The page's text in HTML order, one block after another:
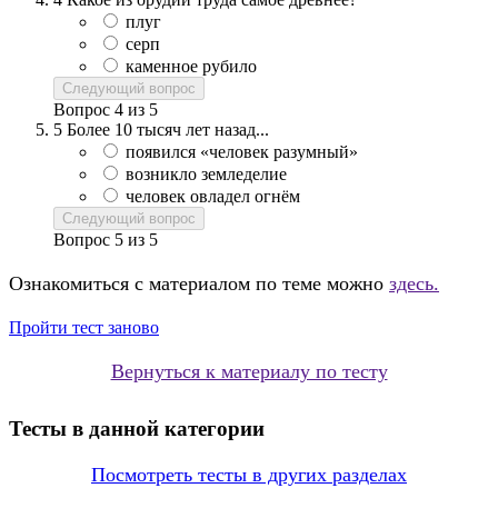
плуг
серп
каменное рубило
Следующий вопрос
Вопрос 4 из 5
5 Более 10 тысяч лет назад...
появился «человек разумный»
возникло земледелие
человек овладел огнём
Следующий вопрос
Вопрос 5 из 5
Ознакомиться с материалом по теме можно здесь.
Пройти тест заново
Вернуться к материалу по тесту
Тесты в данной категории
Посмотреть тесты в других разделах